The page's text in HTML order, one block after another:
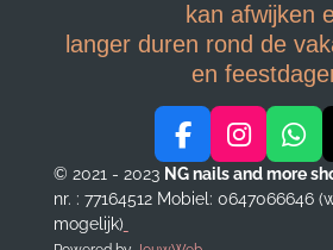
kan afwijken
langer duren rond de
en
F
a
c
I
n
s
W
h
a
© 2021 - 2023 NG nails and more
nr. : 77164512 Mobiel: 0647066646
mogelijk)